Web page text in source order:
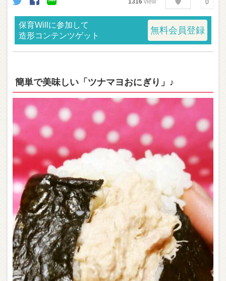
1316 view 0
保育Willに参加して
造形コンテンツゲット
無料会員登録
簡単で美味しい「ツナマヨおにぎり」♪